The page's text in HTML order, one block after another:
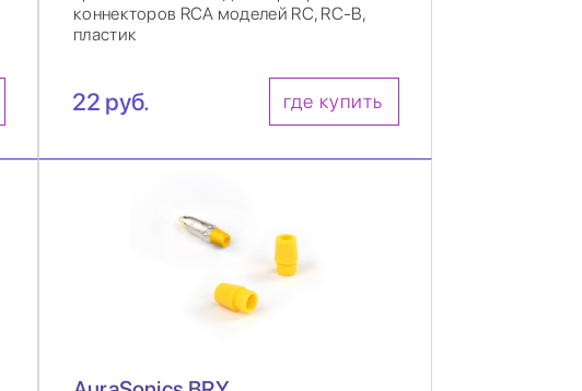
коннекторов RCA моделей RC, RC-B,
пластик
22 руб. где купить